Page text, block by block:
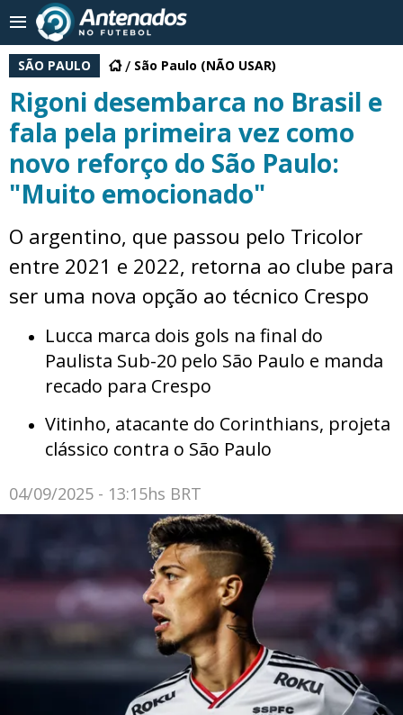
SÃO PAULO São Paulo (NÃO USAR)
Rigoni desembarca no Brasil e
fala pela primeira vez como
novo reforço do São Paulo:
"Muito emocionado"
O argentino, que passou pelo Tricolor
entre 2021 e 2022, retorna ao clube para
ser uma nova opção ao técnico Crespo
Lucca marca dois gols na final do
Paulista Sub-20 pelo São Paulo e manda
recado para Crespo
Vitinho, atacante do Corinthians, projeta
clássico contra o São Paulo
04/09/2025 - 13:15hs BRT